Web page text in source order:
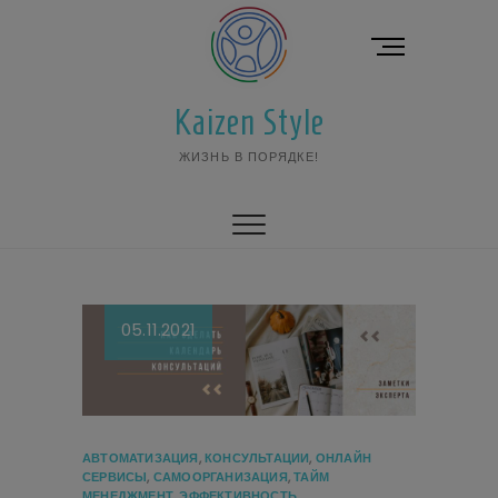
Kaizen Style
ЖИЗНЬ В ПОРЯДКЕ!
К
05.11.2021
АВТОМАТИЗАЦИЯ,КОНСУЛЬТАЦИИ, ОНЛАЙН
СЕРВИСЫ, САМООРГАНИЗАЦИЯ,ТАЙМ